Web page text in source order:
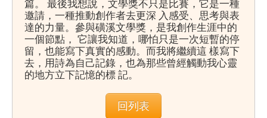
篇。 最後我想說，文學獎不只是比賽，它是一種
邀請，一種推動創作者去更深 入感受、思考與表
達的力量。參與磺溪文學獎，是我創作生涯中的
一個節點， 它讓我知道，哪怕只是一次短暫的停
留，也能寫下真實的感動。而我將繼續這 樣寫下
去，用詩為自己記錄，也為那些曾經觸動我心靈
的地方立下記憶的標 記。
回列表